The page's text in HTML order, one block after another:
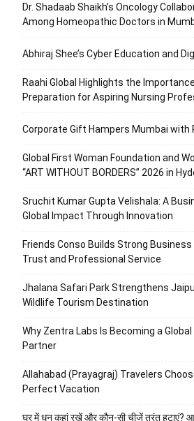
Dr. Shadaab Shaikh’s Oncology
Among Homeopathic Doctors in
Abhiraj Shee’s Cyber Education and
Raahi Global Highlights the
Preparation for Aspiring Nursing
Corporate Gift Hampers Mumbai with
Global First Woman Foundation and
“ART WITHOUT BORDERS” 2026 in
Sruchit Kumar Gupta Velishala: A
Global Impact Through Innovation
Friends Conso Builds Strong
Trust and Professional Service
Jhalana Safari Park Strengthens
Wildlife Tourism Destination
Why Zentra Labs Is Becoming a
Partner
Allahabad (Prayagraj) Travelers
Perfect Vacation
घर में धन कहां रखें और कौन-सी चीजें तुरंत हटाएं?